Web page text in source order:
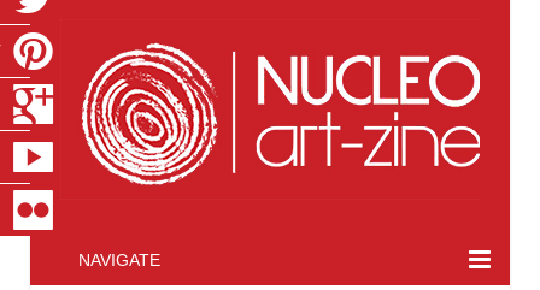
NAVIGATE